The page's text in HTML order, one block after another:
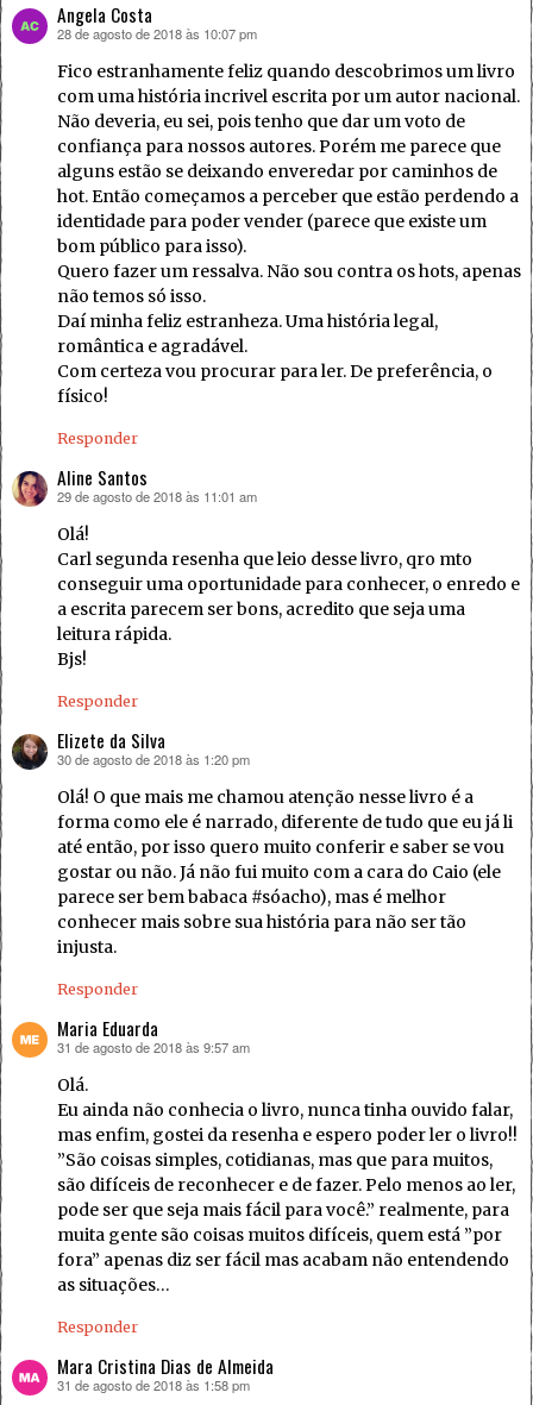
Angela Costa
disse:
28 de agosto de 2018 às 10:07 pm
Fico estranhamente feliz quando descobrimos um livro
com uma história incrivel escrita por um autor nacional.
Não deveria, eu sei, pois tenho que dar um voto de
confiança para nossos autores. Porém me parece que
alguns estão se deixando enveredar por caminhos de
hot. Então começamos a perceber que estão perdendo a
identidade para poder vender (parece que existe um
bom público para isso).
Quero fazer um ressalva. Não sou contra os hots, apenas
não temos só isso.
Daí minha feliz estranheza. Uma história legal,
romântica e agradável.
Com certeza vou procurar para ler. De preferência, o
físico!
Responder
Aline Santos
disse:
29 de agosto de 2018 às 11:01 am
Olá!
Carl segunda resenha que leio desse livro, qro mto
conseguir uma oportunidade para conhecer, o enredo e
a escrita parecem ser bons, acredito que seja uma
leitura rápida.
Bjs!
Responder
Elizete da Silva
disse:
30 de agosto de 2018 às 1:20 pm
Olá! O que mais me chamou atenção nesse livro é a
forma como ele é narrado, diferente de tudo que eu já li
até então, por isso quero muito conferir e saber se vou
gostar ou não. Já não fui muito com a cara do Caio (ele
parece ser bem babaca #sóacho), mas é melhor
conhecer mais sobre sua história para não ser tão
injusta.
Responder
Maria Eduarda
disse:
31 de agosto de 2018 às 9:57 am
Olá.
Eu ainda não conhecia o livro, nunca tinha ouvido falar,
mas enfim, gostei da resenha e espero poder ler o livro!!
”São coisas simples, cotidianas, mas que para muitos,
são difíceis de reconhecer e de fazer. Pelo menos ao ler,
pode ser que seja mais fácil para você.” realmente, para
muita gente são coisas muitos difíceis, quem está ”por
fora” apenas diz ser fácil mas acabam não entendendo
as situações…
Responder
Mara Cristina Dias de Almeida
disse:
31 de agosto de 2018 às 1:58 pm